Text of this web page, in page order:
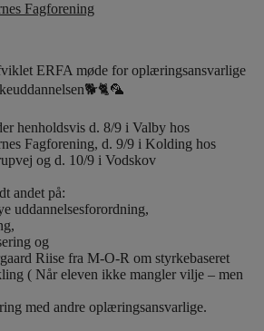
Fagforening
ERFA møde for oplæringsansvarlige
henholdsvis d. 8/9 i Valby hos
Fagforening, d. 9/9 i Kolding hos
og d. 10/9 i Vodskov
andet på:
uddannelsesforordning,
og
Riise fra M-O-R om styrkebaseret
( Når eleven ikke mangler vilje – men
med andre oplæringsansvarlige.